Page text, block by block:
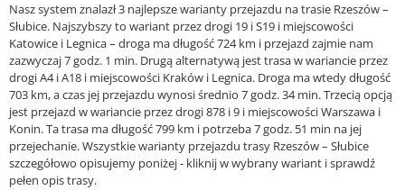
Nasz system znalazł 3 najlepsze warianty przejazdu na trasie Rzeszów –
Słubice. Najszybszy to wariant przez drogi 19 i S19 i miejscowości
Katowice i Legnica – droga ma długość 724 km i przejazd zajmie nam
zazwyczaj 7 godz. 1 min. Drugą alternatywą jest trasa w wariancie przez
drogi A4 i A18 i miejscowości Kraków i Legnica. Droga ma wtedy długość
703 km, a czas jej przejazdu wynosi średnio 7 godz. 34 min. Trzecią opcją
jest przejazd w wariancie przez drogi 878 i 9 i miejscowości Warszawa i
Konin. Ta trasa ma długość 799 km i potrzeba 7 godz. 51 min na jej
przejechanie. Wszystkie warianty przejazdu trasy Rzeszów – Słubice
szczegółowo opisujemy poniżej - kliknij w wybrany wariant i sprawdź
pełen opis trasy.